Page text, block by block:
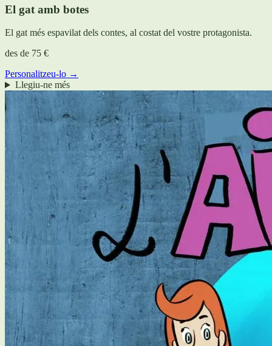
El gat amb botes
El gat més espavilat dels contes, al costat del vostre protagonista.
des de 75 €
Personalitzeu-lo →
Llegiu-ne més